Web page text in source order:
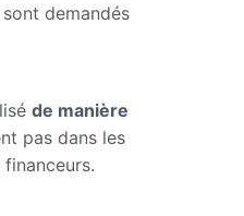
demandés
de manière
pas dans les